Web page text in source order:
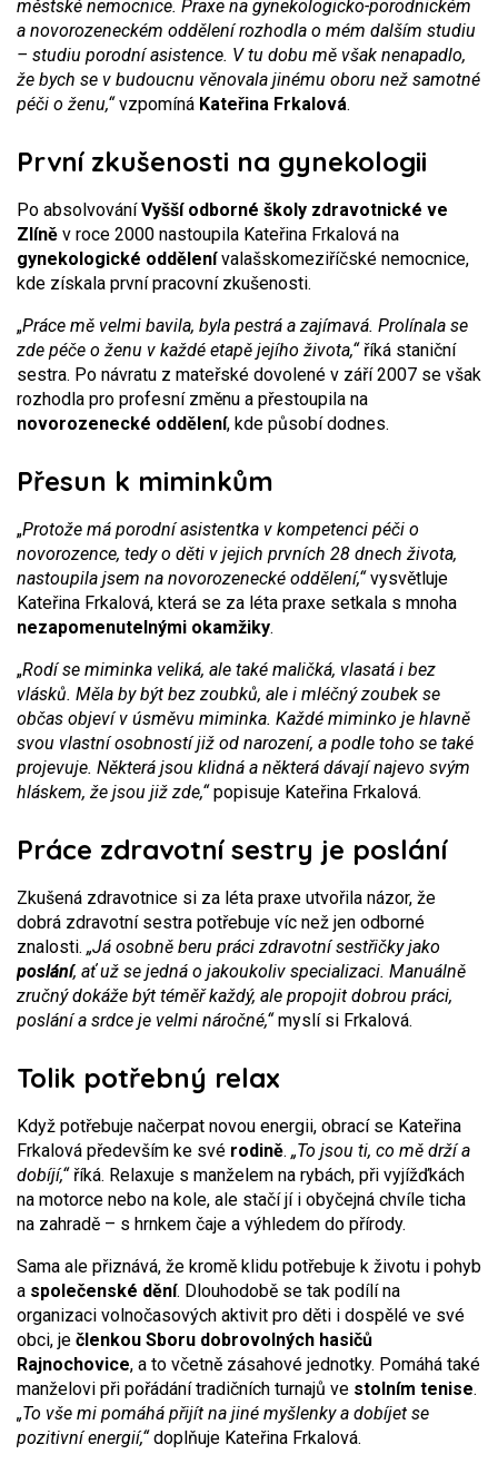
městské nemocnice. Praxe na gynekologicko-porodnickém
a novorozeneckém oddělení rozhodla o mém dalším studiu
– studiu porodní asistence. V tu dobu mě však nenapadlo,
že bych se v budoucnu věnovala jinému oboru než samotné
péči o ženu,“vzpomíná Kateřina Frkalová.
První zkušenosti na gynekologii
Po absolvováníVyšší odborné školy zdravotnické ve
Zlíně v roce 2000 nastoupila Kateřina Frkalová na
gynekologické oddělenívalašskomeziříčské nemocnice,
kde získala první pracovní zkušenosti.
„Práce mě velmi bavila, byla pestrá a zajímavá. Prolínala se
zde péče o ženu v každé etapě jejího života,“říká staniční
sestra. Po návratu z mateřské dovolené v září 2007 se však
rozhodla pro profesní změnu a přestoupila na
novorozenecké oddělení, kde působí dodnes.
Přesun k miminkům
„Protože má porodní asistentka v kompetenci péči o
novorozence, tedy o děti v jejich prvních 28 dnech života,
nastoupila jsem na novorozenecké oddělení,“vysvětluje
Kateřina Frkalová, která se za léta praxe setkala s mnoha
nezapomenutelnými okamžiky.
„Rodí se miminka veliká, ale také maličká, vlasatá i bez
vlásků. Měla by být bez zoubků, ale i mléčný zoubek se
občas objeví v úsměvu miminka. Každé miminko je hlavně
svou vlastní osobností již od narození, a podle toho se také
projevuje. Některá jsou klidná a některá dávají najevo svým
hláskem, že jsou již zde,“popisuje Kateřina Frkalová.
Práce zdravotní sestry je poslání
Zkušená zdravotnice si za léta praxe utvořila názor, že
dobrá zdravotní sestra potřebuje víc než jen odborné
znalosti. „Já osobně beru práci zdravotní sestřičky jako
poslání, ať už se jedná o jakoukoliv specializaci. Manuálně
zručný dokáže být téměř každý, ale propojit dobrou práci,
poslání a srdce je velmi náročné,“myslí si Frkalová.
Tolik potřebný relax
Když potřebuje načerpat novou energii, obrací se Kateřina
Frkalová především ke své rodině. „To jsou ti, co mě drží a
dobíjí,“ říká. Relaxuje s manželem na rybách, při vyjížďkách
na motorce nebo na kole, ale stačí jí i obyčejná chvíle ticha
na zahradě – s hrnkem čaje a výhledem do přírody.
Sama ale přiznává, že kromě klidu potřebuje k životu i pohyb
a společenské dění. Dlouhodobě se tak podílí na
organizaci volnočasových aktivit pro děti i dospělé ve své
obci, je členkou Sboru dobrovolných hasičů
Rajnochovice, a to včetně zásahové jednotky. Pomáhá také
manželovi při pořádání tradičních turnajů ve stolním tenise.
„To vše mi pomáhá přijít na jiné myšlenky a dobíjet se
pozitivní energií,“doplňuje Kateřina Frkalová.